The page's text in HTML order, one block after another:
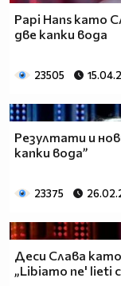
Papi Hans като
две капки вода
23505
Резултати и
капки вода”
23375
Деси Слава
„Libiamo ne' lieti